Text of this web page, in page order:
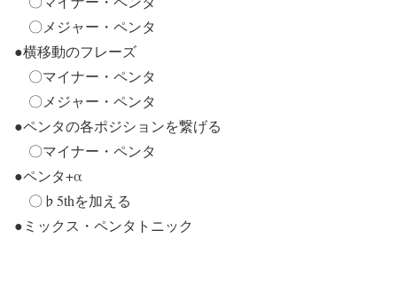
〇メジャー・ペンタ
●横移動のフレーズ
〇マイナー・ペンタ
〇メジャー・ペンタ
●ペンタの各ポジションを繋げる
〇マイナー・ペンタ
●ペンタ+α
〇♭5thを加える
●ミックス・ペンタトニック